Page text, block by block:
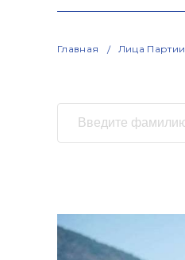
Главная Лица Партии